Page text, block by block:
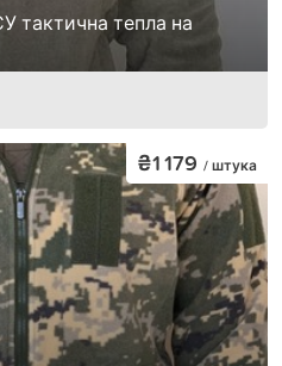
тактична тепла на
₴1 179 / штука